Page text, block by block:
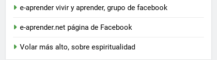
e-aprender vivir y aprender, grupo de facebook
e-aprender.net página de Facebook
Volar más alto, sobre espiritualidad